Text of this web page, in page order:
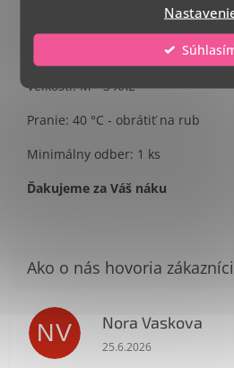
Celkový rozmer potlače A4.
Umiestnenie potlače- na stred
Veľkosti: M - 3 XXL
Pranie: 40 °C -
Minimálny odber: 1 ks
Ďakujeme za Váš náku
NV Nora Vaskova
Hodnotenie obchodu
25.6.2026